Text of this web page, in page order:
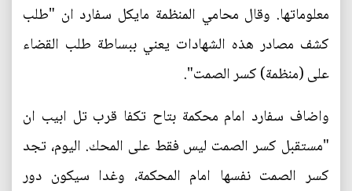
معلوماتها. وقال محامي المنظمة مايكل سفارد ان "طلب
كشف مصادر هذه الشهادات يعني ببساطة طلب القضاء
على (منظمة) كسر الصمت".
واضاف سفارد امام محكمة بتاح تكفا قرب تل ابيب ان
"مستقبل كسر الصمت ليس فقط على المحك. اليوم، تجد
كسر الصمت نفسها امام المحكمة، وغدا سيكون دور